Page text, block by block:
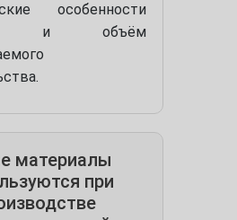
особенности
и объём
материалы
при